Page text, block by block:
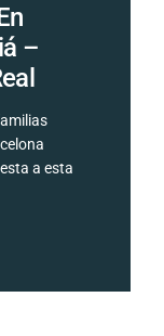
–
a esta